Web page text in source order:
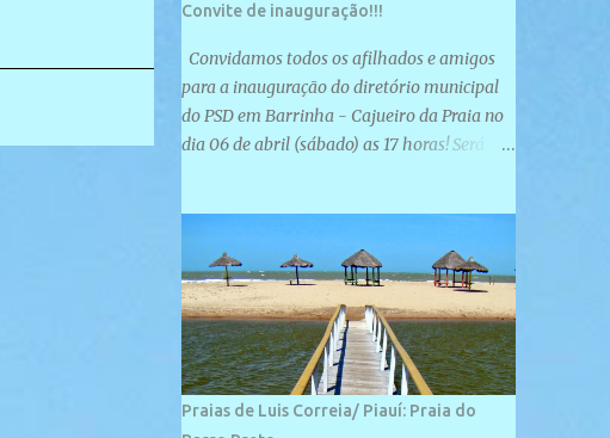
Convite de inauguração!!!
Convidamos todos os afilhados e amigos
para a inauguração do diretório municipal
do PSD em Barrinha - Cajueiro da Praia no
dia 06 de abril (sábado) as 17 horas! Será
localizada na Rua São José, 98 Barrinha -
Cajueiro da Praia.
Praias de Luis Correia/ Piauí: Praia do